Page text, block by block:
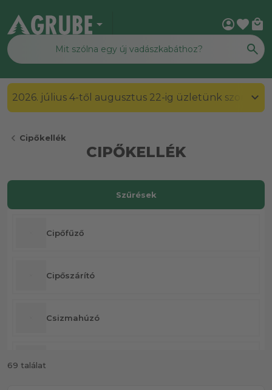
arrow_drop_down account_circlefavorite local_mall
2026. július 4-től augusztus 22-ig üzletünk
chevron_left Cipőkellék
CIPŐKELLÉK
Cipőfűző
Cipőszárító
Csizmahúzó
69 találat
Szűrések